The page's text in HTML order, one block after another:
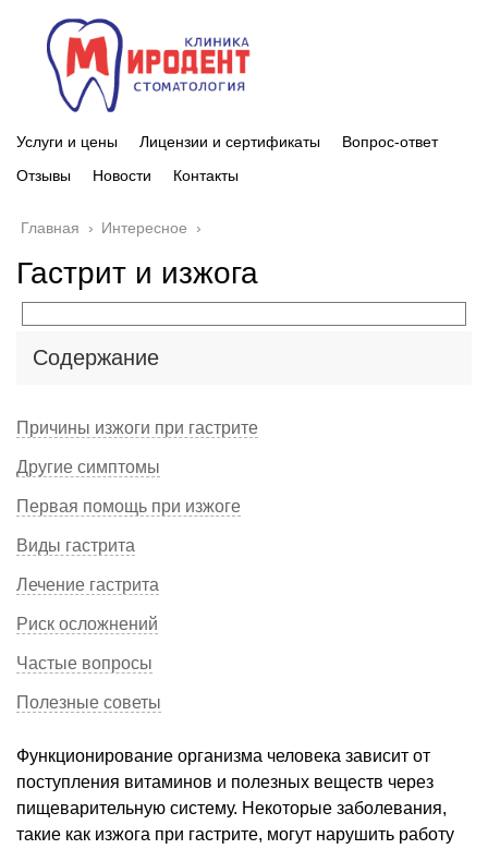
Услуги и цены Лицензии и сертификаты
Вопрос-ответ
Отзывы
Новости Контакты
Главная › Интересное ›
Гастрит и изжога
Содержание
Причины изжоги при гастрите
Другие симптомы
Первая помощь при изжоге
Виды гастрита
Лечение гастрита
Риск осложнений
Частые вопросы
Полезные советы
Функционирование организма человека зависит от
поступления витаминов и полезных веществ через
пищеварительную систему. Некоторые заболевания,
такие как изжога при гастрите, могут нарушить работу